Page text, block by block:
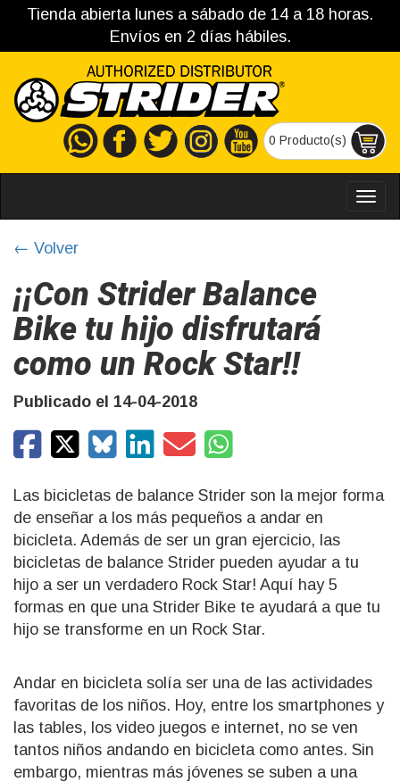
Tienda abierta lunes a sábado de 14 a 18 horas.
Envíos en 2 días hábiles.
0 Producto(s)
← Volver
¡¡Con Strider Balance
Bike tu hijo disfrutará
como un Rock Star!!
Publicado el 14-04-2018
Las bicicletas de balance Strider son la mejor forma
de enseñar a los más pequeños a andar en
bicicleta. Además de ser un gran ejercicio, las
bicicletas de balance Strider pueden ayudar a tu
hijo a ser un verdadero Rock Star! Aquí hay 5
formas en que una Strider Bike te ayudará a que tu
hijo se transforme en un Rock Star.
Andar en bicicleta solía ser una de las actividades
favoritas de los niños. Hoy, entre los smartphones y
las tables, los video juegos e internet, no se ven
tantos niños andando en bicicleta como antes. Sin
embargo, mientras más jóvenes se suben a una